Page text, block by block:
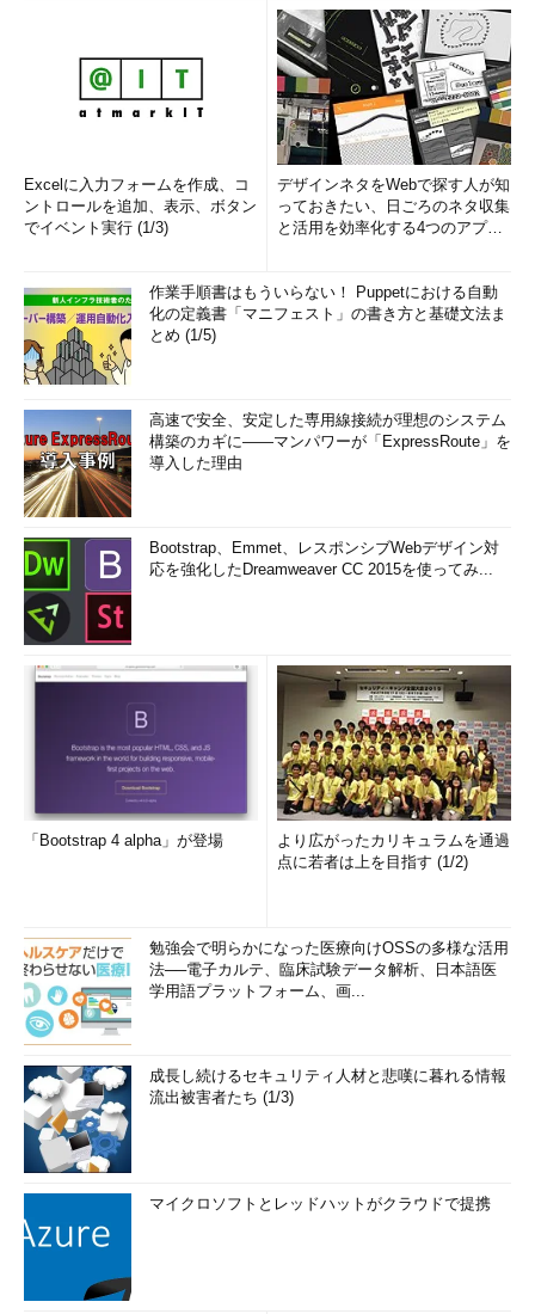
Excelに入力フォームを作成、コ
ントロールを追加、表示、ボタン
でイベント実行 (1/3)
デザインネタをWebで探す人が知
っておきたい、日ごろのネタ収集
と活用を効率化する4つのアプリ
作業手順書はもういらない！ Puppetにおける自動
化の定義書「マニフェスト」の書き方と基礎文法ま
とめ (1/5)
高速で安全、安定した専用線接続が理想のシステム
構築のカギに――マンパワーが「ExpressRoute」を
導入した理由
Bootstrap、Emmet、レスポンシブWebデザイン対
応を強化したDreamweaver CC 2015を使ってみ...
「Bootstrap 4 alpha」が登場
より広がったカリキュラムを通過
点に若者は上を目指す (1/2)
勉強会で明らかになった医療向けOSSの多様な活用
法──電子カルテ、臨床試験データ解析、日本語医
学用語プラットフォーム、画...
成長し続けるセキュリティ人材と悲嘆に暮れる情報
流出被害者たち (1/3)
マイクロソフトとレッドハットがクラウドで提携